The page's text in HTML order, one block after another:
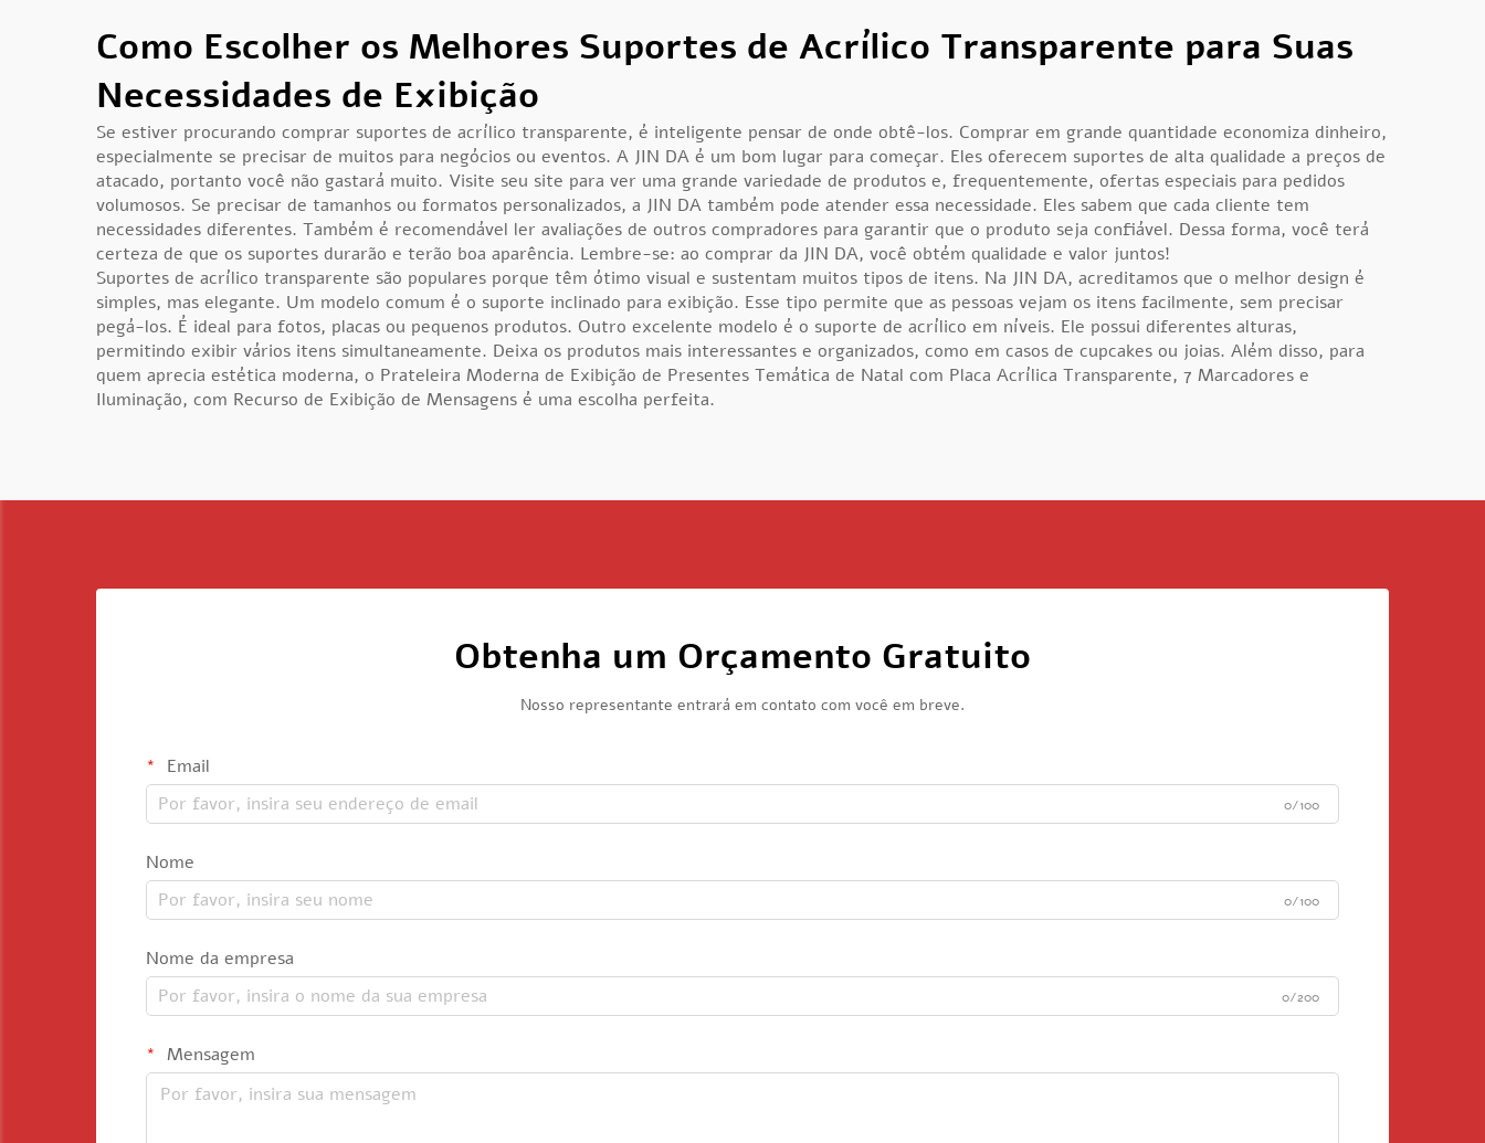
Como Escolher os Melhores Suportes de Acrílico Transparente para Suas
Necessidades de Exibição
Se estiver procurando comprar suportes de acrílico transparente, é inteligente pensar de onde obtê-los. Comprar em grande quantidade economiza dinheiro,
especialmente se precisar de muitos para negócios ou eventos. A JIN DA é um bom lugar para começar. Eles oferecem suportes de alta qualidade a preços de
atacado, portanto você não gastará muito. Visite seu site para ver uma grande variedade de produtos e, frequentemente, ofertas especiais para pedidos
volumosos. Se precisar de tamanhos ou formatos personalizados, a JIN DA também pode atender essa necessidade. Eles sabem que cada cliente tem
necessidades diferentes. Também é recomendável ler avaliações de outros compradores para garantir que o produto seja confiável. Dessa forma, você terá
certeza de que os suportes durarão e terão boa aparência. Lembre-se: ao comprar da JIN DA, você obtém qualidade e valor juntos!
Suportes de acrílico transparente são populares porque têm ótimo visual e sustentam muitos tipos de itens. Na JIN DA, acreditamos que o melhor design é
simples, mas elegante. Um modelo comum é o suporte inclinado para exibição. Esse tipo permite que as pessoas vejam os itens facilmente, sem precisar
pegá-los. É ideal para fotos, placas ou pequenos produtos. Outro excelente modelo é o suporte de acrílico em níveis. Ele possui diferentes alturas,
permitindo exibir vários itens simultaneamente. Deixa os produtos mais interessantes e organizados, como em casos de cupcakes ou joias. Além disso, para
quem aprecia estética moderna, o Prateleira Moderna de Exibição de Presentes Temática de Natal com Placa Acrílica Transparente, 7 Marcadores e
Iluminação, com Recurso de Exibição de Mensagens é uma escolha perfeita.
Obtenha um Orçamento Gratuito
Nosso representante entrará em contato com você em breve.
Email
0/100
Nome
0/100
Nome da empresa
0/200
Mensagem